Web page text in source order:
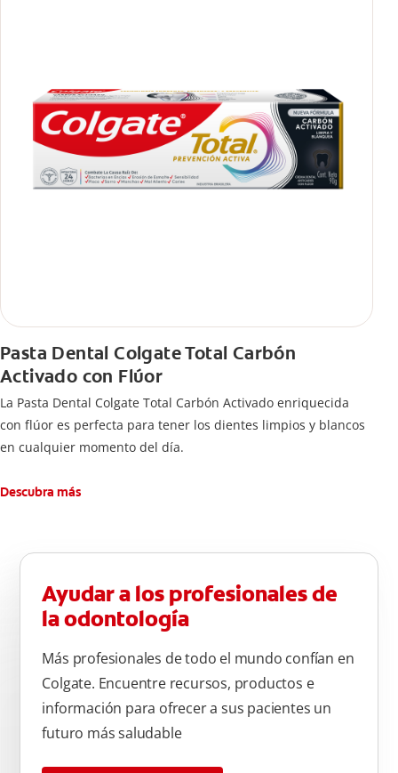
Pasta Dental Colgate Total Carbón
Activado con Flúor
La Pasta Dental Colgate Total Carbón Activado enriquecida
con flúor es perfecta para tener los dientes limpios y blancos
en cualquier momento del día.
Descubra más
Ayudar a los profesionales de
la odontología
Más profesionales de todo el mundo confían en
Colgate. Encuentre recursos, productos e
información para ofrecer a sus pacientes un
futuro más saludable